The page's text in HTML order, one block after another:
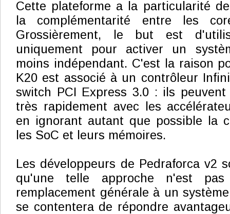
Cette plateforme a la particularité
la complémentarité entre les
Grossièrement, le but est
uniquement pour activer un
moins indépendant. C'est la raison
K20 est associé à un contrôleur
switch PCI Express 3.0 : ils
très rapidement avec les
en ignorant autant que possible la
les SoC et leurs mémoires.
Les développeurs de Pedraforca v2
qu'une telle approche n'est
remplacement générale à un
se contentera de répondre